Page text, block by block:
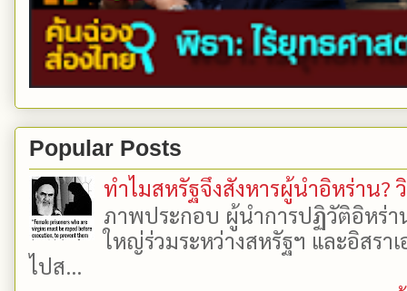
Popular Posts
ทำไมสหรัฐจึงสังหารผู้นำอิหร่าน?
ภาพประกอบ ผู้นำการปฏิวัติอิหร่า
ใหญ่ร่วมระหว่างสหรัฐฯ และอิสรา
ไปส...